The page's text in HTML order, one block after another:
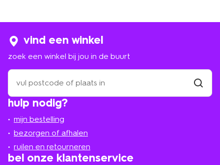
hulp nodig?
mijn bestelling
bezorgen of afhalen
ruilen en retourneren
bel onze klantenservice
vind een winkel
zoek een winkel bij jou in de buurt
zoek
een
winkel
bij
in
de
buurt